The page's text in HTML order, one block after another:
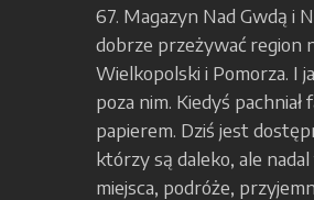
67. Magazyn Nad Gwdą i
dobrze przeżywać region
Wielkopolski i Pomorza. I
poza nim. Kiedyś
papierem. Dziś jest
którzy są daleko, ale
miejsca, podróże,